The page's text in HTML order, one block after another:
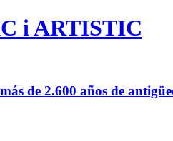
i ARTISTIC
de 2.600 años de